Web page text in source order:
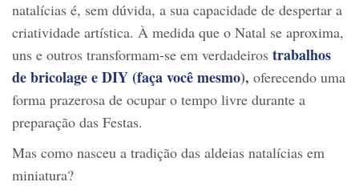
natalícias é, sem dúvida, a sua capacidade de despertar a
criatividade artística. À medida que o Natal se aproxima,
uns e outros transformam-se em verdadeiros trabalhos
de bricolage e DIY (faça você mesmo), oferecendo uma
forma prazerosa de ocupar o tempo livre durante a
preparação das Festas.
Mas como nasceu a tradição das aldeias natalícias em
miniatura?